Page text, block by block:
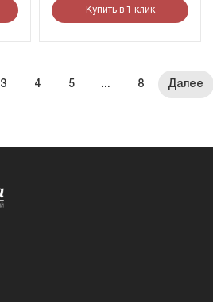
Купить в 1 клик
3 4 5 ... 8